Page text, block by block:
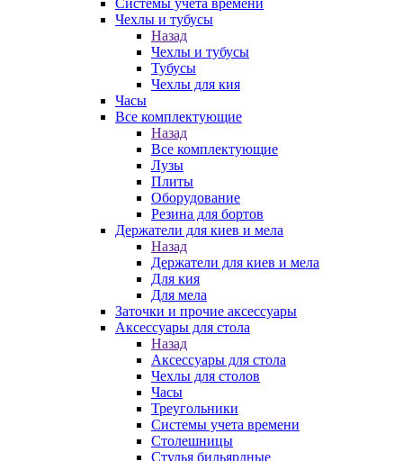
Системы учета времени
Чехлы и тубусы
Назад
Чехлы и тубусы
Тубусы
Чехлы для кия
Часы
Все комплектующие
Назад
Все комплектующие
Лузы
Плиты
Оборудование
Резина для бортов
Держатели для киев и мела
Назад
Держатели для киев и мела
Для кия
Для мела
Заточки и прочие аксессуары
Аксессуары для стола
Назад
Аксессуары для стола
Чехлы для столов
Часы
Треугольники
Системы учета времени
Столешницы
Стулья бильярдные